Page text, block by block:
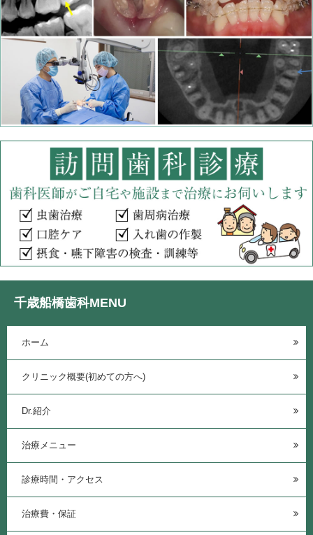
千歳船橋歯科MENU
ホーム
クリニック概要(初めての方へ)
Dr.紹介
治療メニュー
診療時間・アクセス
治療費・保証